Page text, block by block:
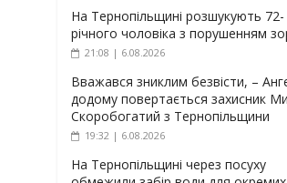
На Тернопільщині розшукують 72-
річного чоловіка з порушенням
21:08 | 6.08.2026
Вважався зниклим безвісти, –
додому повертається захисник
Скоробогатий з Тернопільщини
19:32 | 6.08.2026
На Тернопільщині через посуху